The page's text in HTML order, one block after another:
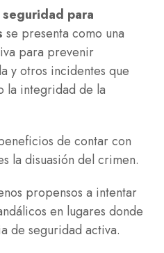
para
se presenta como una
para prevenir
y otros incidentes que
la integridad de la
de contar con
la disuasión del crimen.
propensos a intentar
en lugares donde
de seguridad activa.